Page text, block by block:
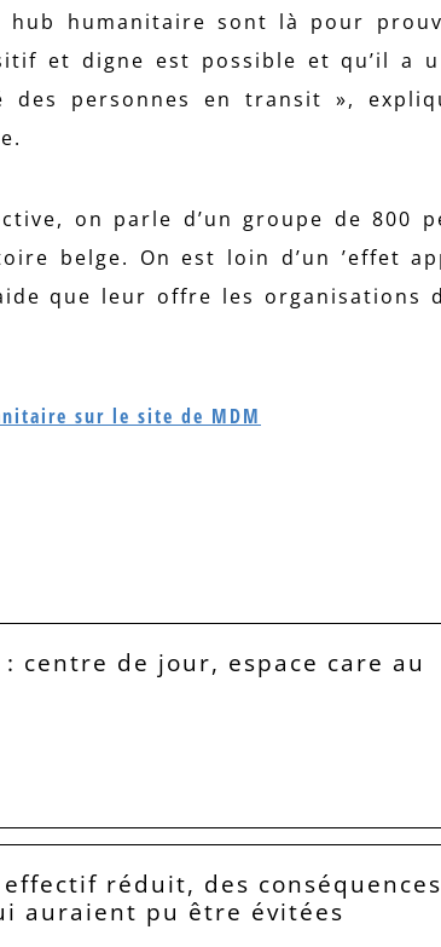
humanitaire sont là pour
et digne est possible et qu’il a
personnes en transit »,
on parle d’un groupe de 800
belge. On est loin d’un ’effet
que leur offre les organisations
sur le site de MDM
centre de jour, espace care au
réduit, des conséquences
auraient pu être évitées